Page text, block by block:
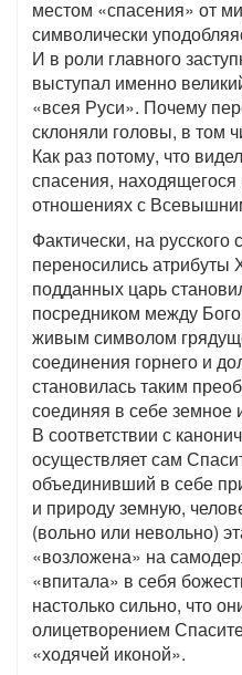
местом «спасения» от
символически
И в роли главного
выступал именно
«всея Руси». Почему
склоняли головы, в том
Как раз потому, что
спасения, находящегося
отношениях с
Фактически, на
переносились атрибуты
подданных царь
посредником между
живым символом
соединения горнего и
становилась таким
соединяя в себе земное
В соответствии с
осуществляет сам
объединивший в себе
и природу земную,
(вольно или невольно)
«возложена» на
«впитала» в себя
настолько сильно, что
олицетворением
«ходячей иконой».